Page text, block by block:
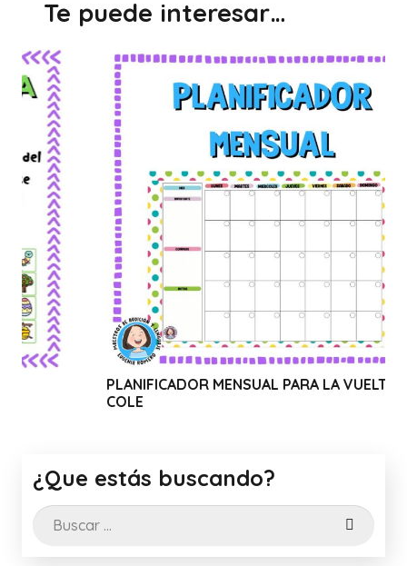
Te puede interesar…
PLANIFICADOR MENSUAL PARA LA VUELTA AL
¿Que estás buscando?
Buscar: